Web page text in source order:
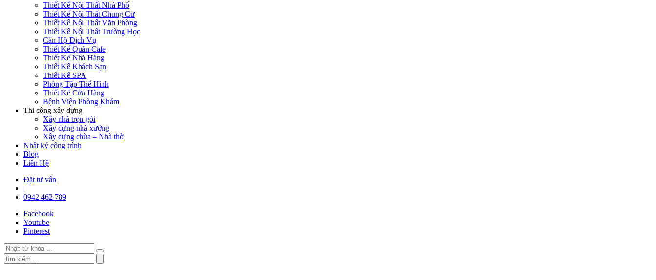
Thiết Kế Nội Thất Nhà Phố
Thiết Kế Nội Thất Chung Cư
Thiết Kế Nội Thất Văn Phòng
Thiết Kế Nội Thất Trường Học
Căn Hộ Dịch Vụ
Thiết Kế Quán Cafe
Thiết Kế Nhà Hàng
Thiết Kế Khách Sạn
Thiết Kế SPA
Phòng Tập Thể Hình
Thiết Kế Cửa Hàng
Bệnh Viện Phòng Khám
Thi công xây dựng
Xây nhà trọn gói
Xây dựng nhà xưởng
Xây dựng chùa – Nhà thờ
Nhật ký công trình
Blog
Liên Hệ
Đặt tư vấn
|
0942 462 789
Facebook
Youtube
Pinterest